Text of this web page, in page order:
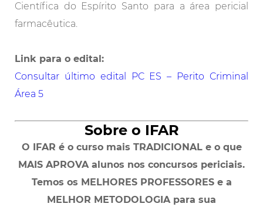
Científica do Espírito Santo para a área pericial
farmacêutica.
Link para o edital:
Consultar último edital PC ES – Perito Criminal
Área 5
Sobre o IFAR
O IFAR é o curso mais TRADICIONAL e o que
MAIS APROVA alunos nos concursos periciais.
Temos os MELHORES PROFESSORES e a
MELHOR METODOLOGIA para sua